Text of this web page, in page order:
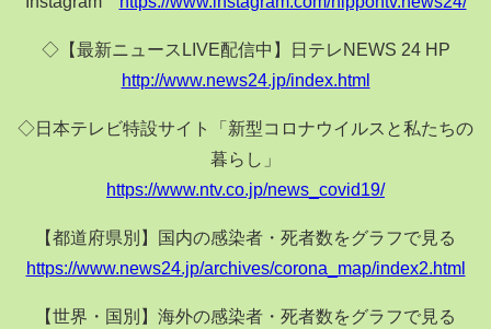
◇【最新ニュースLIVE配信中】日テレNEWS 24 HP
http://www.news24.jp/index.html
◇日本テレビ特設サイト「新型コロナウイルスと私たちの
暮らし」
https://www.ntv.co.jp/news_covid19/
【都道府県別】国内の感染者・死者数をグラフで見る
https://www.news24.jp/archives/corona_map/index2.html
【世界・国別】海外の感染者・死者数をグラフで見る